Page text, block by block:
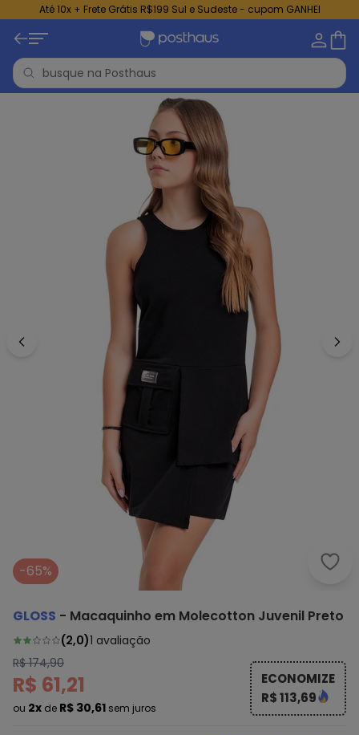
Até 10x + Frete Grátis R$199 Sul e Sudeste - cupom GANHEI
-65%
GLOSS - Macaquinho em Molecotton Juvenil Preto
(2,0)1 avaliação
R$ 174,90
R$ 61,21
ou 2x de R$ 30,61 sem juros
ECONOMIZE
R$ 113,69